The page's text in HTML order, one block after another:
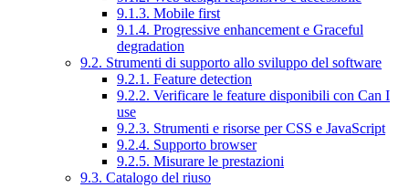
9.1.3. Mobile first
9.1.4. Progressive enhancement e Graceful
degradation
9.2. Strumenti di supporto allo sviluppo del software
9.2.1. Feature detection
9.2.2. Verificare le feature disponibili con Can I
use
9.2.3. Strumenti e risorse per CSS e JavaScript
9.2.4. Supporto browser
9.2.5. Misurare le prestazioni
9.3. Catalogo del riuso